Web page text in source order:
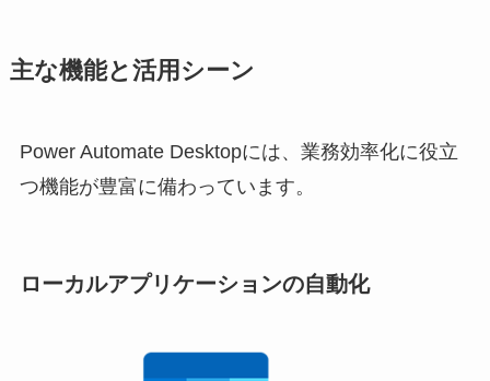
主な機能と活用シーン
Power Automate Desktopには、業務効率化に役立
つ機能が豊富に備わっています。
ローカルアプリケーションの自動化